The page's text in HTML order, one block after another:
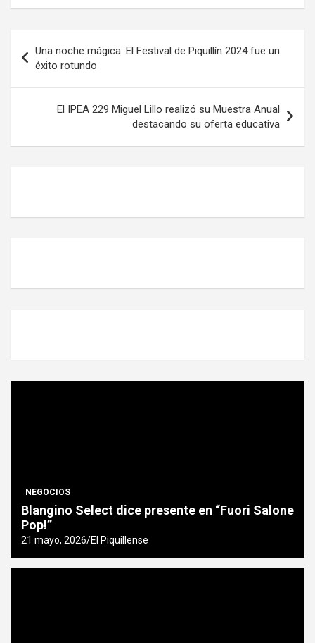
A
p
p
o
o
k
ar
Una noche mágica: El Festival de Piquillín 2024 fue un
éxito rotundo
El IPEA 229 Miguel Lillo realizó su Muestra Anual
destacando su oferta educativa
NEGOCIOS
Blangino Select dice presente en “Fuori Salone
Pop!”
21 mayo, 2026 El Piquillense